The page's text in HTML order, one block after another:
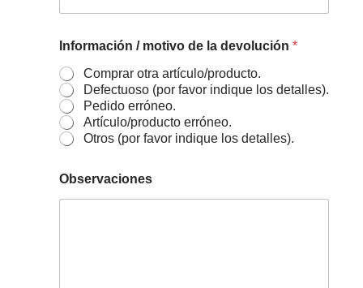
Información / motivo de la devolución *
Comprar otra artículo/producto.
Defectuoso (por favor indique los detalles).
Pedido erróneo.
Artículo/producto erróneo.
Otros (por favor indique los detalles).
Observaciones